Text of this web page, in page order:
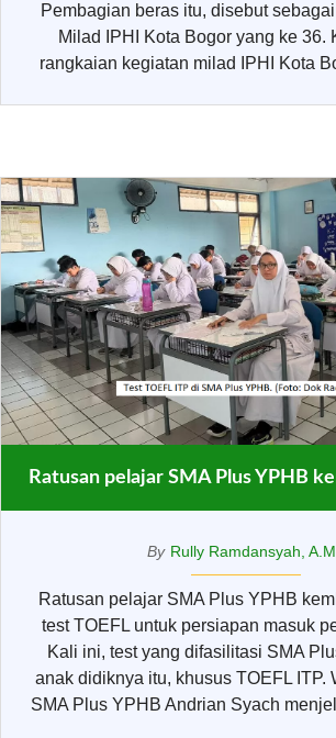
Pembagian beras itu, disebut
Milad IPHI Kota Bogor yang ke 36.
rangkaian kegiatan milad IPHI Kota
By Rully Ramdansyah,
Ratusan pelajar SMA Plus YPHB
test TOEFL untuk persiapan masuk
Kali ini, test yang difasilitasi SMA
anak didiknya itu, khusus TOEFL ITP.
SMA Plus YPHB Andrian Syach